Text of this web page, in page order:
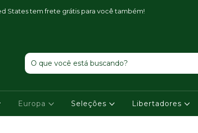
States tem frete grátis para você também!
Europa Seleções Libertadores